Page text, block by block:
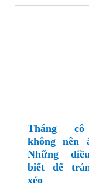
Tháng
không nên
Những
biết để
xẻo